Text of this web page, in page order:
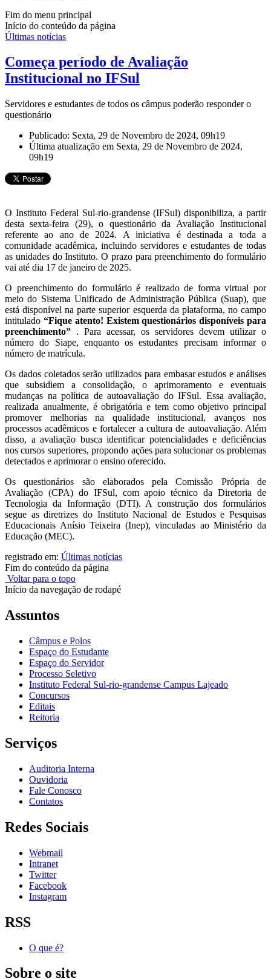
Fim do menu principal
Início do conteúdo da página
Últimas notícias
Começa período de Avaliação
Institucional no IFSul
Servidores e estudantes de todos os câmpus poderão responder o
questionário
Publicado: Sexta, 29 de Novembro de 2024, 09h19
Última atualização em Sexta, 29 de Novembro de 2024,
09h19
O Instituto Federal Sul-rio-grandense (IFSul) disponibiliza, a partir
desta sexta-feira (29), o questionário da Avaliação Institucional
referente ao ano de 2024. A iniciativa é destinada a toda a
comunidade acadêmica, incluindo servidores e estudantes de todas
as unidades do Instituto. O prazo para preenchimento do formulário
vai até dia 17 de janeiro de 2025.
O preenchimento do formulário é realizado de forma virtual por
meio do Sistema Unificado de Administração Pública (Suap), que
está disponível na parte superior esquerda da plataforma, no campo
intitulado “Fique atento! Existem questionários disponíveis para
preenchimento” . Para acessar, os servidores devem utilizar o
número do Siape, enquanto os estudantes precisam informar o
número de matrícula.
Os dados coletados serão utilizados para embasar estudos e análises
que subsidiem a consolidação, o aprimoramento e eventuais
mudanças na política de autoavaliação do IFSul. Essa avaliação,
realizada anualmente, é obrigatória e tem como objetivo principal
promover melhorias na qualidade institucional, avanços nos
processos acadêmicos e fortalecer a cultura de autoavaliação. Além
disso, a avaliação busca identificar potencialidades e deficiências
nos cursos superiores, propondo ações para solucionar os problemas
detectados e aprimorar o ensino oferecido.
Os questionários são elaborados pela Comissão Própria de
Avaliação (CPA) do IFSul, com apoio técnico da Diretoria de
Tecnologia da Informação (DTI). A construção dos formulários
segue as diretrizes do Instituto Nacional de Estudos e Pesquisas
Educacionais Anísio Teixeira (Inep), vinculadas ao Ministério da
Educação (MEC).
registrado em: Últimas notícias
Fim do conteúdo da página
Voltar para o topo
Início da navegação de rodapé
Assuntos
Câmpus e Polos
Espaço do Estudante
Espaço do Servidor
Processo Seletivo
Instituto Federal Sul-rio-grandense Campus Lajeado
Concursos
Editais
Reitoria
Serviços
Auditoria Interna
Ouvidoria
Fale Conosco
Contatos
Redes Sociais
Webmail
Intranet
Twitter
Facebook
Instagram
RSS
O que é?
Sobre o site